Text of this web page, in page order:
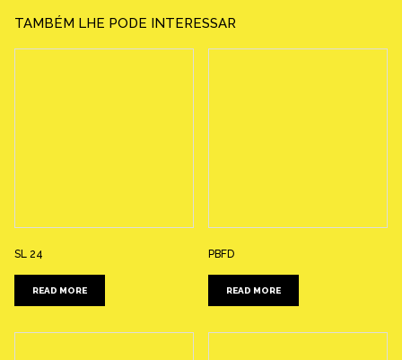
TAMBÉM LHE PODE INTERESSAR
SL 24
READ MORE
PBFD
READ MORE